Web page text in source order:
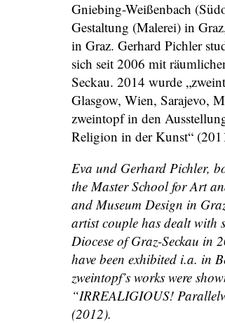
Gniebing-Weißenbach
Gestaltung (Malerei) in
in Graz. Gerhard Pichler
sich seit 2006 mit
Seckau. 2014 wurde
Glasgow, Wien, Sarajevo,
zweintopf in den
Religion in der Kunst“
Eva und Gerhard Pichler,
the Master School for Art
and Museum Design in
artist couple has dealt with
Diocese of Graz-Seckau in
have been exhibited i.a. in
zweintopf’s works were
“IRREALIGIOUS!
(2012).